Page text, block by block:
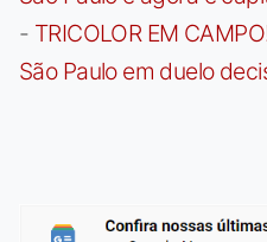
- TRICOLOR EM
São Paulo em duelo